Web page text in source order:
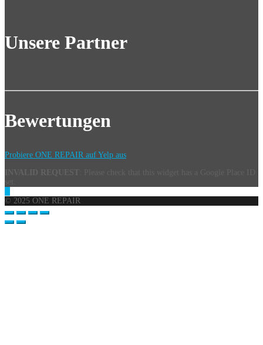
Unsere Partner
Bewertungen
Probiere ONE REPAIR auf Yelp aus
INVALID REQUEST
© 2025 ONE REPAIR